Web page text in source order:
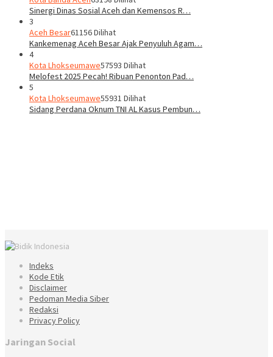
Sinergi Dinas Sosial Aceh dan Kemensos R…
3
Aceh Besar61156 Dilihat
Kankemenag Aceh Besar Ajak Penyuluh Agam…
4
Kota Lhokseumawe57593 Dilihat
Melofest 2025 Pecah! Ribuan Penonton Pad…
5
Kota Lhokseumawe55931 Dilihat
Sidang Perdana Oknum TNI AL Kasus Pembun…
Indeks
Kode Etik
Disclaimer
Pedoman Media Siber
Redaksi
Privacy Policy
Jaringan Social